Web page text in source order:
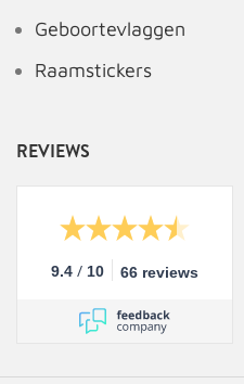
Geboortevlaggen
Raamstickers
REVIEWS
9.4 / 10 66 reviews